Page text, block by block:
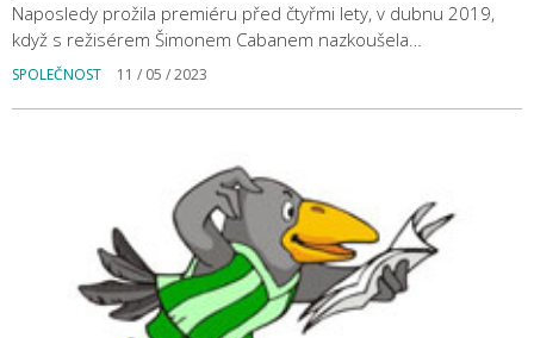
Naposledy prožila premiéru před čtyřmi lety, v dubnu 2019,
když s režisérem Šimonem Cabanem nazkoušela…
SPOLEČNOST 11 / 05 / 2023